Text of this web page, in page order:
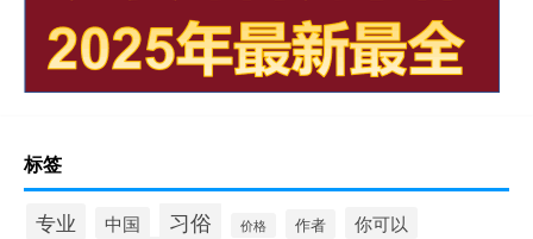
标签
专业 中国 习俗 价格 作者 你可以